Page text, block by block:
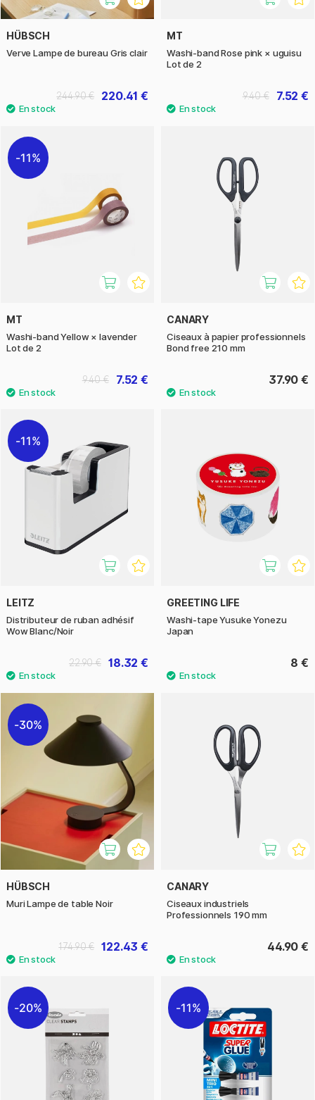
HÜBSCH
Verve Lampe de bureau Gris clair
220.41 €
244.90 €
MT
Washi-band Rose pink × uguisu
Lot de 2
7.52 €
9.40 €
11%
MT
Washi-band Yellow × lavender
Lot de 2
7.52 €
9.40 €
CANARY
Ciseaux à papier professionnels
Bond free 210 mm
37.90 €
11%
LEITZ
Distributeur de ruban adhésif
Wow Blanc/Noir
18.32 €
22.90 €
GREETING LIFE
Washi-tape Yusuke Yonezu
Japan
8 €
30%
HÜBSCH
Muri Lampe de table Noir
122.43 €
174.90 €
CANARY
Ciseaux industriels
Professionnels 190 mm
44.90 €
20% 11%